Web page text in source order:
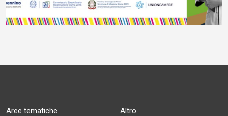
Aree tematiche Altro